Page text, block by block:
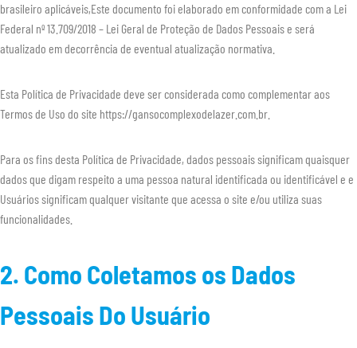
brasileiro aplicáveis,Este documento foi elaborado em conformidade com a Lei
Federal nº 13.709/2018 – Lei Geral de Proteção de Dados Pessoais e será
atualizado em decorrência de eventual atualização normativa.
Esta Política de Privacidade deve ser considerada como complementar aos
Termos de Uso do site https://gansocomplexodelazer.com.br.
Para os fins desta Política de Privacidade, dados pessoais significam quaisquer
dados que digam respeito a uma pessoa natural identificada ou identificável e e
Usuários significam qualquer visitante que acessa o site e/ou utiliza suas
funcionalidades.
2. Como Coletamos os Dados
Pessoais Do Usuário